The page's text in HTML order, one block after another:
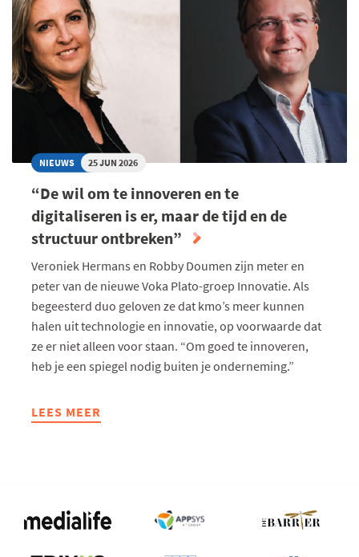
WORDEN
IS
NOOIT
ECHT
ONZE
AMBITIE
GEWEEST”
NIEUWS 25 JUN 2026
“De wil om te innoveren en te
digitaliseren is er, maar de tijd en de
structuur ontbreken”
Veroniek Hermans en Robby Doumen zijn meter en
peter van de nieuwe Voka Plato-groep Innovatie. Als
begeesterd duo geloven ze dat kmo’s meer kunnen
halen uit technologie en innovatie, op voorwaarde dat
ze er niet alleen voor staan. “Om goed te innoveren,
heb je een spiegel nodig buiten je onderneming.”
LEES MEER
ABOUT
INNOVEREN
EN